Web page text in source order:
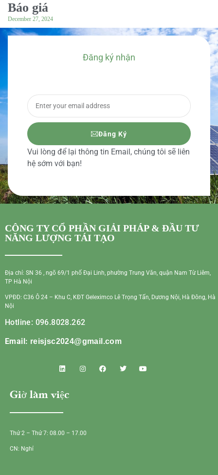
Báo giá
December 27, 2024
Đăng ký nhận
Đăng Ký
Vui lòng để lại thông tin Email, chúng tôi sẽ liên
hệ sớm với bạn!
CÔNG TY CỔ PHẦN GIẢI PHÁP & ĐẦU TƯ
NĂNG LƯỢNG TÁI TẠO
Địa chỉ: SN 36 , ngõ 69/1 phố Đại Linh, phường Trung Văn, quận Nam Từ Liêm,
TP Hà Nội
VPĐD: C36 Ô 24 – Khu C, KĐT Geleximco Lê Trọng Tấn, Dương Nội, Hà Đông, Hà
Nội
Hotline: 096.8028.262
Email: reisjsc2024@gmail.com
Giờ làm việc
Thứ 2 – Thứ 7: 08.00 – 17.00
CN: Nghỉ